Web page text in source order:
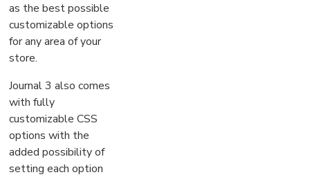
as the best possible
customizable options
for any area of your
store.
Journal 3 also comes
with fully
customizable CSS
options with the
added possibility of
setting each option